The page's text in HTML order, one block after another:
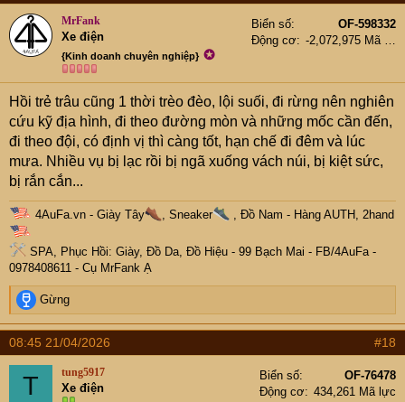
Đại loại thế.
MrFank
Xe điện
{Kinh doanh chuyên nghiệp} ✪
Biển số
OF-598332
Động cơ
Hồi trẻ trâu cũng 1 thời trèo đèo, lội suối, đi rừng nên nghiên
cứu kỹ địa hình, đi theo đường mòn và những mốc cần đến,
đi theo đội, có định vị thì càng tốt, hạn chế đi đêm và lúc
mưa. Nhiều vụ bị lạc rồi bị ngã xuống vách núi, bị kiệt sức,
bị rắn cắn...
4AuFa.vn - Giày Tây , Sneaker , Đồ Nam - Hàng AUTH, 2hand
SPA, Phục Hồi: Giày, Đồ Da, Đồ Hiệu - 99 Bạch Mai - FB/4AuFa -
0978408611 - Cụ MrFank Ạ
R
e
a
c
t
Gừng
08:45 21/04/2026 #18
T tung5917
Xe điện
Biển số
OF-76478
Động cơ
434,261 Mã lực